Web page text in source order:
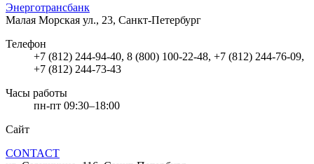
Энерготрансбанк
Малая Морская ул., 23, Санкт-Петербург
Телефон
+7 (812) 244-94-40, 8 (800) 100-22-48, +7 (812) 244-76-09,
+7 (812) 244-73-43
Часы работы
пн-пт 09:30–18:00
Сайт
CONTACT